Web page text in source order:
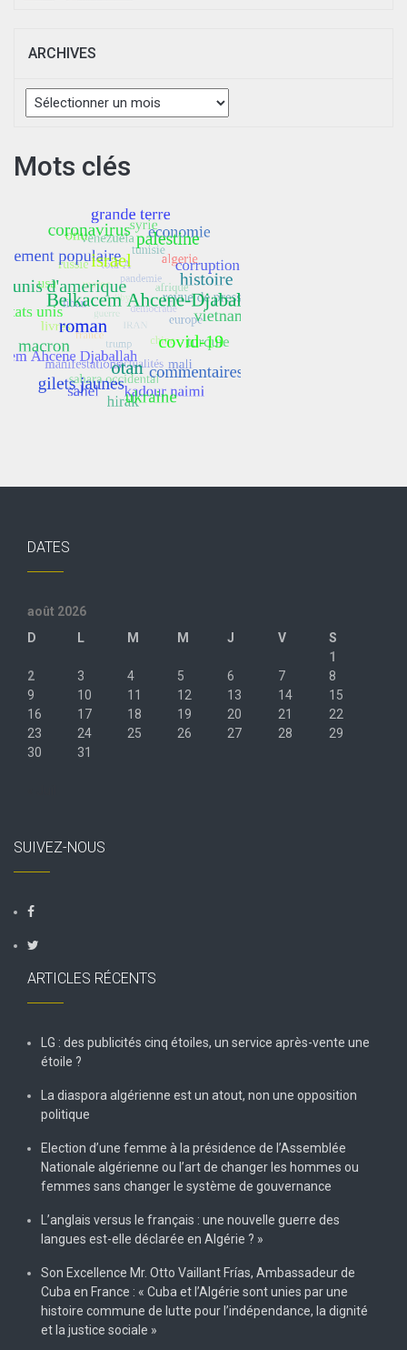
ARCHIVES
Archives
Mots clés
DATES
août 2026
D
L M M J V
S
1
2
3 4 5 6 7
8
9
10 11 12 13 14
15
16
17 18 19 20 21
22
23
24 25 26 27 28
29
30
31
SUIVEZ-NOUS
ARTICLES RÉCENTS
LG : des publicités cinq étoiles, un service après-vente une
étoile ?
La diaspora algérienne est un atout, non une opposition
politique
Election d’une femme à la présidence de l’Assemblée
Nationale algérienne ou l’art de changer les hommes ou
femmes sans changer le système de gouvernance
L’anglais versus le français : une nouvelle guerre des
langues est-elle déclarée en Algérie ? »
Son Excellence Mr. Otto Vaillant Frías, Ambassadeur de
Cuba en France : « Cuba et l’Algérie sont unies par une
histoire commune de lutte pour l’indépendance, la dignité
et la justice sociale »